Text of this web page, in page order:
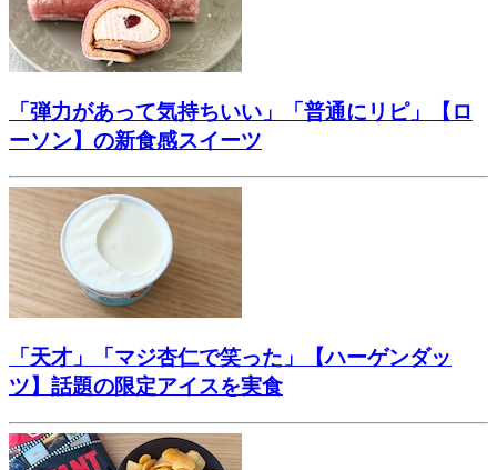
「弾力があって気持ちいい」「普通にリピ」【ロ
ーソン】の新食感スイーツ
「天才」「マジ杏仁で笑った」【ハーゲンダッ
ツ】話題の限定アイスを実食